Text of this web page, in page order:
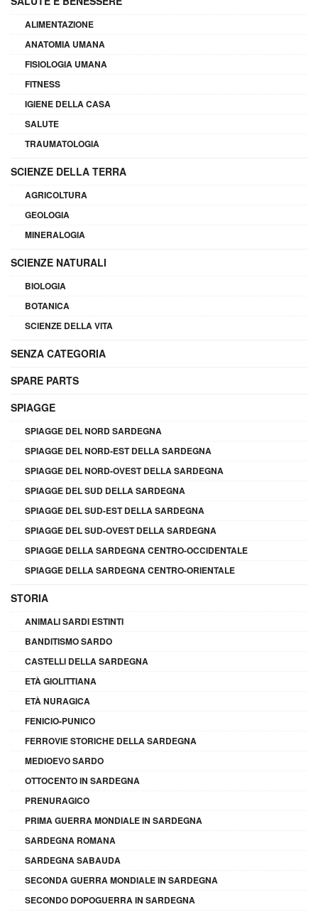
ALIMENTAZIONE
ANATOMIA UMANA
FISIOLOGIA UMANA
FITNESS
IGIENE DELLA CASA
SALUTE
TRAUMATOLOGIA
SCIENZE DELLA TERRA
AGRICOLTURA
GEOLOGIA
MINERALOGIA
SCIENZE NATURALI
BIOLOGIA
BOTANICA
SCIENZE DELLA VITA
SENZA CATEGORIA
SPARE PARTS
SPIAGGE
SPIAGGE DEL NORD SARDEGNA
SPIAGGE DEL NORD-EST DELLA SARDEGNA
SPIAGGE DEL NORD-OVEST DELLA SARDEGNA
SPIAGGE DEL SUD DELLA SARDEGNA
SPIAGGE DEL SUD-EST DELLA SARDEGNA
SPIAGGE DEL SUD-OVEST DELLA SARDEGNA
SPIAGGE DELLA SARDEGNA CENTRO-OCCIDENTALE
SPIAGGE DELLA SARDEGNA CENTRO-ORIENTALE
STORIA
ANIMALI SARDI ESTINTI
BANDITISMO SARDO
CASTELLI DELLA SARDEGNA
ETÀ GIOLITTIANA
ETÀ NURAGICA
FENICIO-PUNICO
FERROVIE STORICHE DELLA SARDEGNA
MEDIOEVO SARDO
OTTOCENTO IN SARDEGNA
PRENURAGICO
PRIMA GUERRA MONDIALE IN SARDEGNA
SARDEGNA ROMANA
SARDEGNA SABAUDA
SECONDA GUERRA MONDIALE IN SARDEGNA
SECONDO DOPOGUERRA IN SARDEGNA